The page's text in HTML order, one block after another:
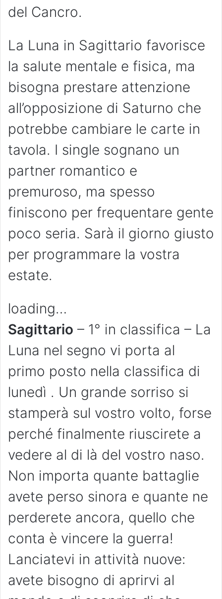
del Cancro.
La Luna in Sagittario favorisce
la salute mentale e fisica, ma
bisogna prestare attenzione
all’opposizione di Saturno che
potrebbe cambiare le carte in
tavola. I single sognano un
partner romantico e
premuroso, ma spesso
finiscono per frequentare gente
poco seria. Sarà il giorno giusto
per programmare la vostra
estate.
loading…
Sagittario – 1° in classifica – La
Luna nel segno vi porta al
primo posto nella classifica di
lunedì . Un grande sorriso si
stamperà sul vostro volto, forse
perché finalmente riuscirete a
vedere al di là del vostro naso.
Non importa quante battaglie
avete perso sinora e quante ne
perderete ancora, quello che
conta è vincere la guerra!
Lanciatevi in attività nuove:
avete bisogno di aprirvi al